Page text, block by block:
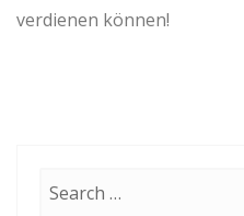
verdienen können!